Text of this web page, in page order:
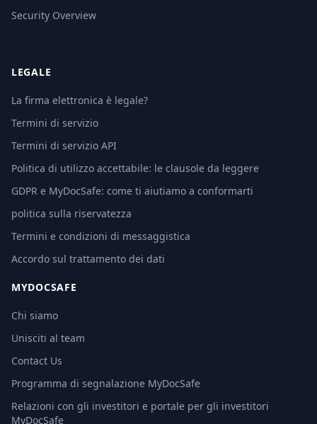
Security Overview
LEGALE
La firma elettronica è legale?
Termini di servizio
Termini di servizio API
Politica di utilizzo accettabile: le clausole da leggere
GDPR e MyDocSafe: come ti aiutiamo a conformarti
politica sulla riservatezza
Termini e condizioni di messaggistica
Accordo sul trattamento dei dati
MYDOCSAFE
Chi siamo
Unisciti al team
Contact Us
Programma di segnalazione MyDocSafe
Relazioni con gli investitori e portale per gli investitori
MyDocSafe